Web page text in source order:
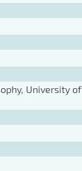
University of